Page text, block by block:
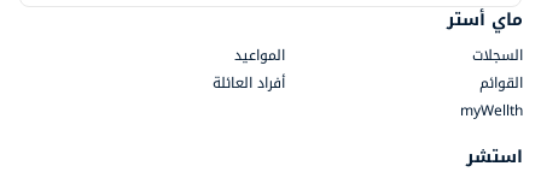
ماي أستر
السجلات
المواعيد
القوائم
أفراد العائلة
myWellth
استشر